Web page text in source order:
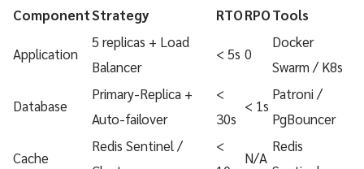
ComponentStrategy RTORPOTools
Application
5 replicas + Load
Balancer
< 5s 0
Docker
Swarm / K8s
Database
Primary-Replica +
Auto-failover
<
30s
< 1s
Patroni /
PgBouncer
Cache
Redis Sentinel /
<
N/A
Redis